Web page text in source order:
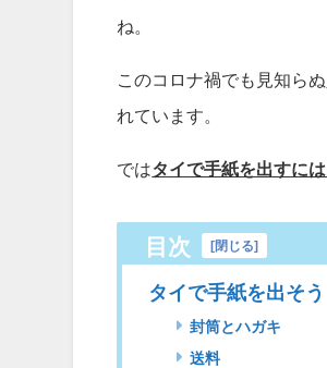
ね。
このコロナ禍でも見知ら
れています。
ではタイで手紙を出すに
目次 [閉じる]
タイで手紙を出そ
封筒とハガキ
送料